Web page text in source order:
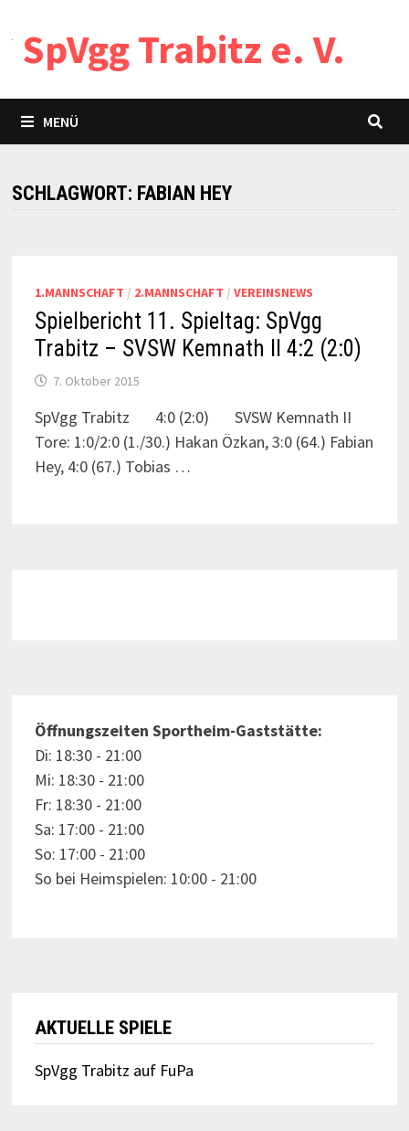
Inhalt
springen
SpVgg Trabitz e. V.
MENÜ
SCHLAGWORT: FABIAN HEY
1.MANNSCHAFT / 2.MANNSCHAFT / VEREINSNEWS
Spielbericht 11. Spieltag: SpVgg
Trabitz – SVSW Kemnath II 4:2 (2:0)
7. Oktober 2015
SpVgg Trabitz 4:0 (2:0) SVSW Kemnath II
Tore: 1:0/2:0 (1./30.) Hakan Özkan, 3:0 (64.) Fabian
Hey, 4:0 (67.) Tobias …
Öffnungszeiten Sportheim-Gaststätte:
Di: 18:30 - 21:00
Mi: 18:30 - 21:00
Fr: 18:30 - 21:00
Sa: 17:00 - 21:00
So: 17:00 - 21:00
So bei Heimspielen: 10:00 - 21:00
AKTUELLE SPIELE
SpVgg Trabitz auf FuPa